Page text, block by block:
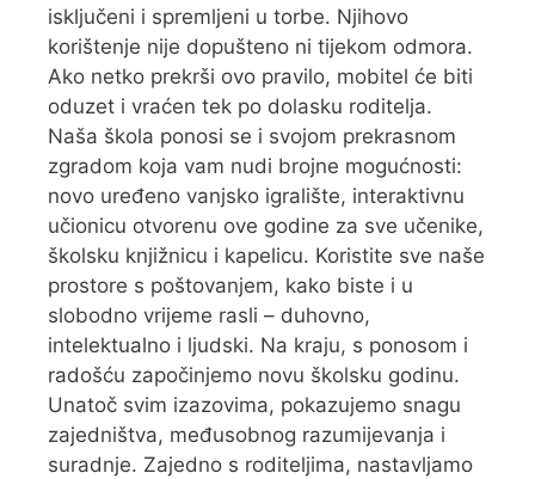
isključeni i spremljeni u torbe. Njihovo
korištenje nije dopušteno ni tijekom odmora.
Ako netko prekrši ovo pravilo, mobitel će biti
oduzet i vraćen tek po dolasku roditelja.
Naša škola ponosi se i svojom prekrasnom
zgradom koja vam nudi brojne mogućnosti:
novo uređeno vanjsko igralište, interaktivnu
učionicu otvorenu ove godine za sve učenike,
školsku knjižnicu i kapelicu. Koristite sve naše
prostore s poštovanjem, kako biste i u
slobodno vrijeme rasli – duhovno,
intelektualno i ljudski. Na kraju, s ponosom i
radošću započinjemo novu školsku godinu.
Unatoč svim izazovima, pokazujemo snagu
zajedništva, međusobnog razumijevanja i
suradnje. Zajedno s roditeljima, nastavljamo